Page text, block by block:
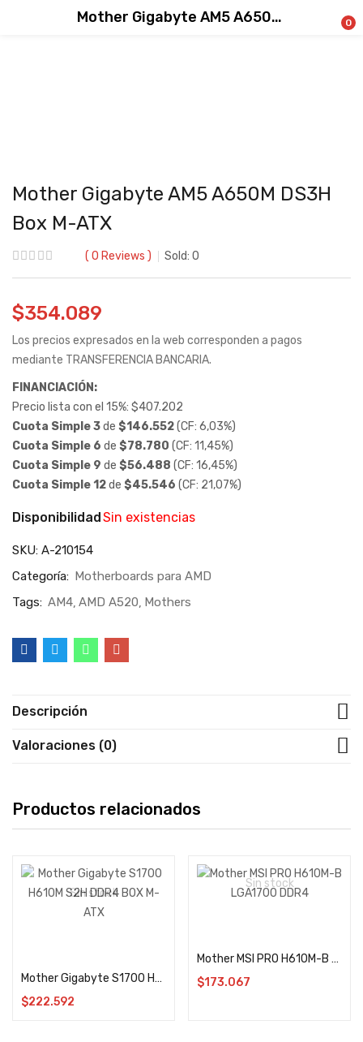
Mother Gigabyte AM5 A650M DS3H Box M-ATX 0
Mother Gigabyte AM5 A650M DS3H
Box M-ATX
0 Reviews Sold: 0
$354.089
Los precios expresados en la web corresponden a pagos
mediante TRANSFERENCIA BANCARIA.
FINANCIACIÓN:
Precio lista con el 15%: $407.202
Cuota Simple 3de $146.552(CF: 6,03%)
Cuota Simple 6 de $78.780 (CF: 11,45%)
Cuota Simple 9 de $56.488 (CF: 16,45%)
Cuota Simple 12de $45.546 (CF: 21,07%)
DisponibilidadSin existencias
SKU: A-210154
Categoría: Motherboards para AMD
Tags: AM4 AMD A520 Mothers
Descripción
Valoraciones (0)
Productos relacionados
Sin stock
Mother Gigabyte S1700 H610M S2H DDR4 BOX M-ATX
$222.592
Sin stock
Mother MSI PRO H610M-B LGA1700 DDR4
$173.067